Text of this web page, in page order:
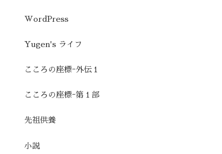
WordPress
Yugen's ライフ
こころの座標ｰ外伝１
こころの座標ｰ第１部
先祖供養
小説